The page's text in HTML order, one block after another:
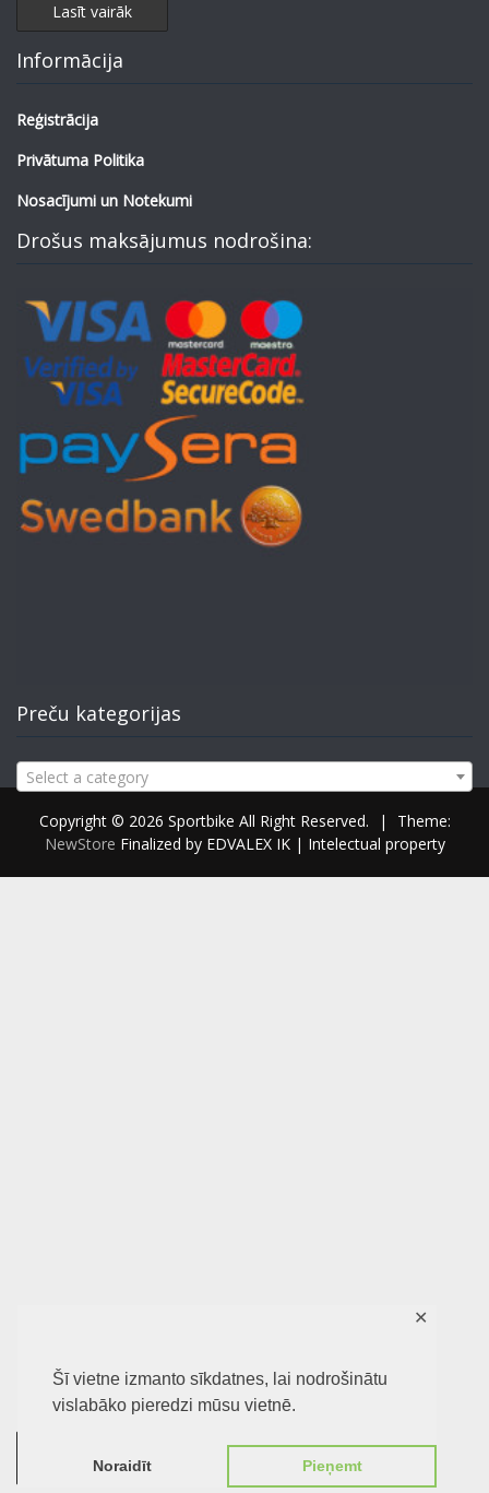
Šī vietne izmanto sīkdatnes, lai nodrošinātu
vislabāko pieredzi mūsu vietnē.
Noraidīt Pieņemt
✕
Lasīt vairāk
Informācija
Reģistrācija
Privātuma Politika
Nosacījumi un Notekumi
Drošus maksājumus nodrošina:
Preču kategorijas
Select a category
Copyright © 2026 Sportbike All Right Reserved. |
Theme:
NewStore Finalized by EDVALEX IK | Intelectual property